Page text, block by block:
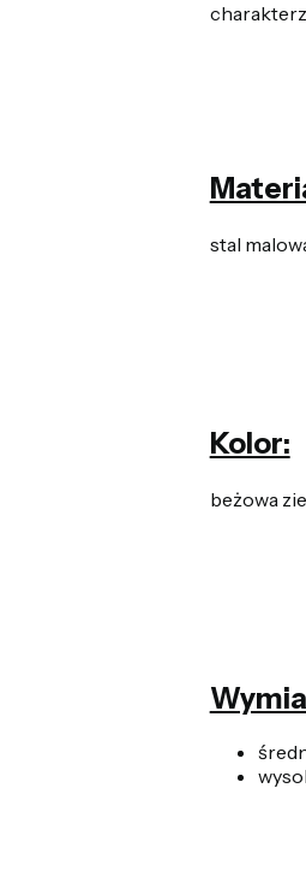
stal
Kolor:
beżowa